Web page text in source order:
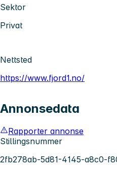
Sektor
Privat
Nettsted
https://www.fjord1.no/
Annonsedata
Rapporter annonse
Stillingsnummer
2fb278ab-5d81-4145-a8c0-